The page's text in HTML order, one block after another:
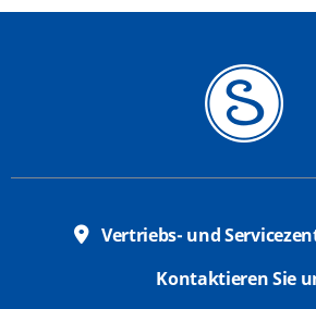
Vertriebs- und
Kontaktieren Sie